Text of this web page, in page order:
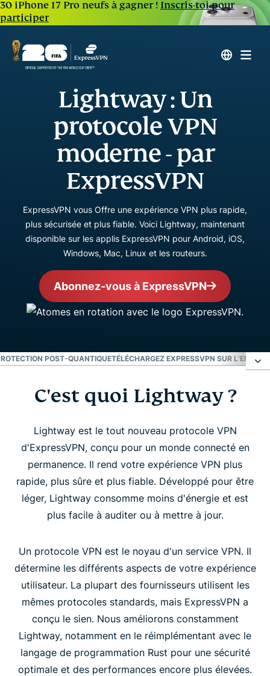
30 iPhone 17 Pro neufs à gagner ! Inscris-toi pour
participer
Lightway : Un
protocole VPN
moderne - par
ExpressVPN
ExpressVPN vous Offre une expérience VPN plus rapide,
plus sécurisée et plus fiable. Voici Lightway, maintenant
disponible sur les applis ExpressVPN pour Android, iOS,
Windows, Mac, Linux et les routeurs.
Abonnez-vous à ExpressVPN
POST-QUANTIQUETÉLÉCHARGEZ EXPRESSVPN SUR
C'est quoi Lightway ?
Désormais codé en Rust
Meilleure vitesse et performance
Sécurité et transparence
Protection post-quantique
Téléchargez ExpressVPN sur l’ensemble de vos
appareils
« Une avancée par rapport aux autres VPN »
C'est quoi Lightway ?
Lightway est le tout nouveau protocole VPN
d'ExpressVPN, conçu pour un monde connecté en
permanence. Il rend votre expérience VPN plus
rapide, plus sûre et plus fiable. Développé pour être
léger, Lightway consomme moins d'énergie et est
plus facile à auditer ou à mettre à jour.
Un protocole VPN est le noyau d'un service VPN. Il
détermine les différents aspects de votre expérience
utilisateur. La plupart des fournisseurs utilisent les
mêmes protocoles standards, mais ExpressVPN a
conçu le sien. Nous améliorons constamment
Lightway, notamment en le réimplémentant avec le
langage de programmation Rust pour une sécurité
optimale et des performances encore plus élevées.